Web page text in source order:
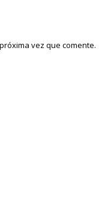
vez que comente.